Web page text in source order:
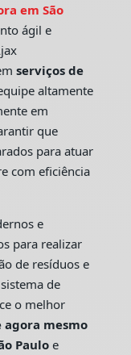
em São
ágil e
serviços de
altamente
em
que
para atuar
com eficiência
e
para realizar
de resíduos e
de
o melhor
agora mesmo
Pauloe